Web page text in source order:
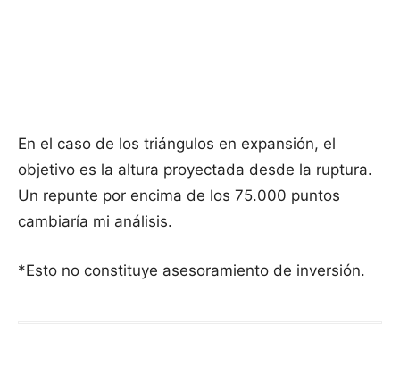
En el caso de los triángulos en expansión, el
objetivo es la altura proyectada desde la ruptura.
Un repunte por encima de los 75.000 puntos
cambiaría mi análisis.
*Esto no constituye asesoramiento de inversión.